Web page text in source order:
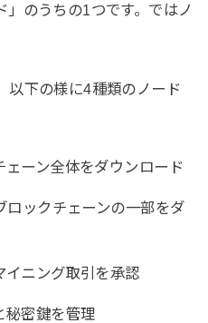
のうちの1つです。ではノ
以下の様に4種類のノード
ーン全体をダウンロード
ックチェーンの一部をダ
イニング取引を承認
秘密鍵を管理